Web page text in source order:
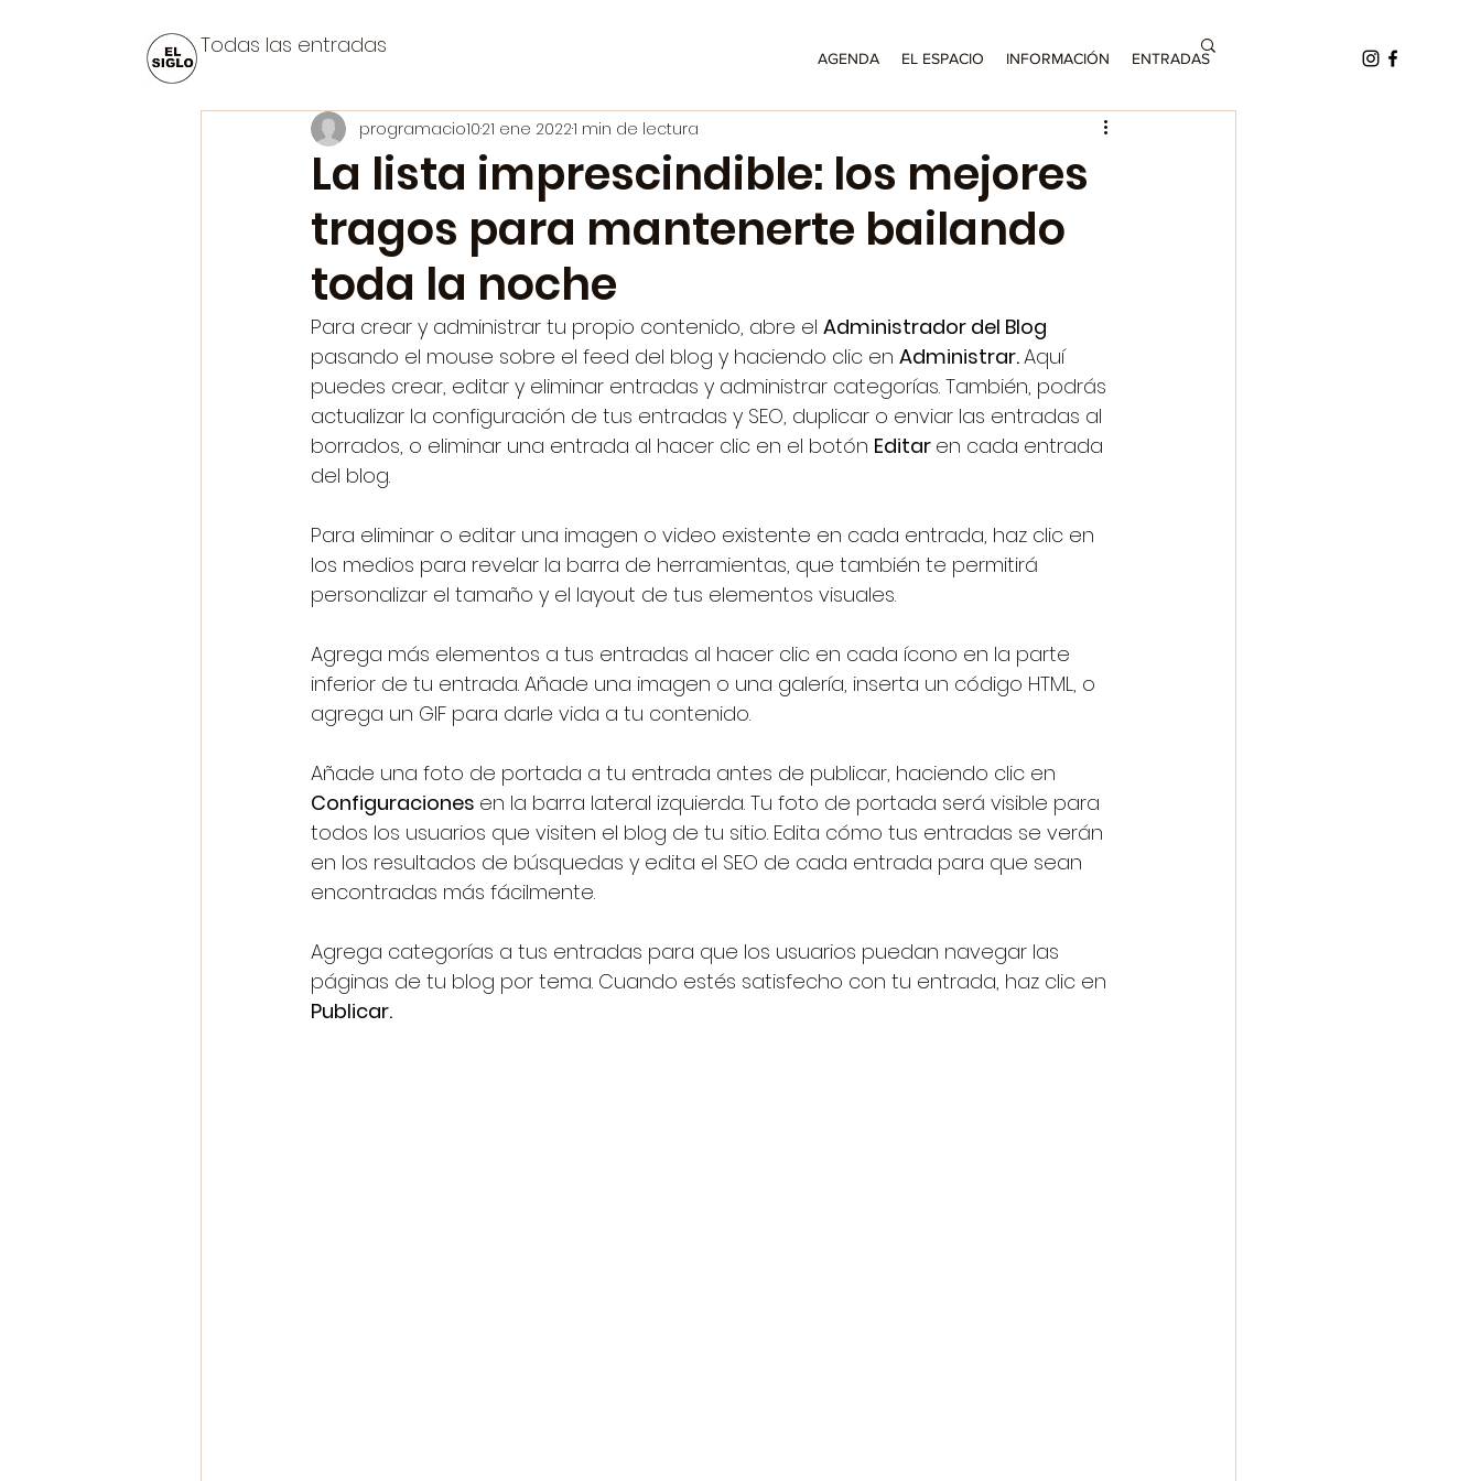
AGENDA EL ESPACIO INFORMACIÓN ENTRADAS
Todas las entradas
La lista imprescindible: los mejores
tragos para mantenerte bailando
toda la noche
programacio1021 ene 20221 min de lectura
Para crear y administrar tu propio contenido, abre el Administrador del Blog
pasando el mouse sobre el feed del blog y haciendo clic en Administrar. Aquí
puedes crear, editar y eliminar entradas y administrar categorías. También, podrás
actualizar la configuración de tus entradas y SEO, duplicar o enviar las entradas al
borrados, o eliminar una entrada al hacer clic en el botón Editar en cada entrada
del blog.
Para eliminar o editar una imagen o video existente en cada entrada, haz clic en
los medios para revelar la barra de herramientas, que también te permitirá
personalizar el tamaño y el layout de tus elementos visuales.
Agrega más elementos a tus entradas al hacer clic en cada ícono en la parte
inferior de tu entrada. Añade una imagen o una galería, inserta un código HTML, o
agrega un GIF para darle vida a tu contenido.
Añade una foto de portada a tu entrada antes de publicar, haciendo clic en
Configuraciones en la barra lateral izquierda. Tu foto de portada será visible para
todos los usuarios que visiten el blog de tu sitio. Edita cómo tus entradas se verán
en los resultados de búsquedas y edita el SEO de cada entrada para que sean
encontradas más fácilmente.
Agrega categorías a tus entradas para que los usuarios puedan navegar las
páginas de tu blog por tema. Cuando estés satisfecho con tu entrada, haz clic en
Publicar.